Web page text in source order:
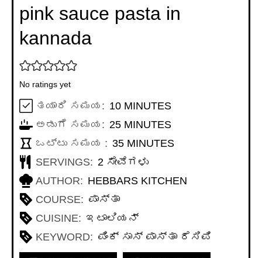
pink sauce pasta in
kannada
No ratings yet
ತಯಾರಿ ಸಮಯ: 10MINUTES
MINUTES
ಅಡುಗೆ ಸಮಯ: 25MINUTES
MINUTES
ಒಟ್ಟು ಸಮಯ : 35MINUTES
MINUTES
SERVINGS: 2 ಸೇವೆಗಳು
AUTHOR: HEBBARS KITCHEN
COURSE: ಪಾಸ್ತಾ
CUISINE: ಇಟಾಲಿಯನ್
KEYWORD: ಪಿಂಕ್ ಸಾಸ್ ಪಾಸ್ತಾ ರೆಸಿಪಿ